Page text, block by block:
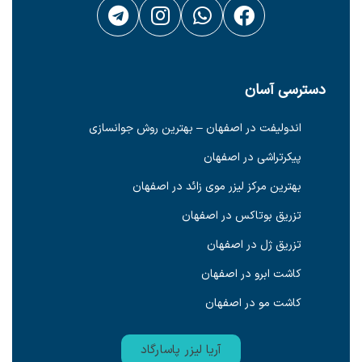
دسترسی آسان
اندولیفت در اصفهان – بهترین روش جوانسازی
پیکرتراشی در اصفهان
بهترین مرکز لیزر موی زائد در اصفهان
تزریق بوتاکس در اصفهان
تزریق ژل در اصفهان
کاشت ابرو در اصفهان
کاشت مو در اصفهان
آریا لیزر پاسارگاد